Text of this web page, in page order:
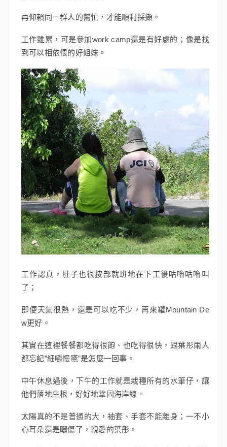
再仰賴同一群人的幫忙，才能順利採擷。
工作雖累，可是參加work camp還是有好處的；像是找
到可以相依偎的好姐妹。
工作認真，肚子也很按部就班地在下工後咕嚕咕嚕叫
了；
即便天氣很熱，還是可以吃不少，再來罐Mountain De
w更好。
其實在這裡餐餐都吃得很飽、也吃得很快，跟葉彤兩人
都忘記”細嚼慢嚥”是怎麼一回事。
中午休息過後，下午的工作就是栽種所有的水筆仔，讓
他們落地生根，好好地鞏固海岸線。
太陽真的不是普通的大，袖套、手套不能離身；一不小
心耳朵還是曬傷了，親愛的葉彤。